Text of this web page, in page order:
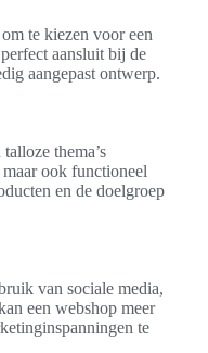
te kiezen voor een
aansluit bij de
aangepast ontwerp.
thema’s
ook functioneel
en de doelgroep
van sociale media,
een webshop meer
te